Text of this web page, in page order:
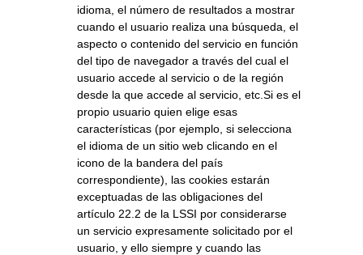
idioma, el número de resultados a mostrar
cuando el usuario realiza una búsqueda, el
aspecto o contenido del servicio en función
del tipo de navegador a través del cual el
usuario accede al servicio o de la región
desde la que accede al servicio, etc.Si es el
propio usuario quien elige esas
características (por ejemplo, si selecciona
el idioma de un sitio web clicando en el
icono de la bandera del país
correspondiente), las cookies estarán
exceptuadas de las obligaciones del
artículo 22.2 de la LSSI por considerarse
un servicio expresamente solicitado por el
usuario, y ello siempre y cuando las